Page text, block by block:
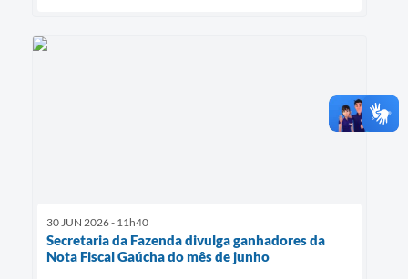
Inscrições Curso Informática para Aplicativos de Escritório
30 JUN 2026 - 11h40
Secretaria da Fazenda divulga ganhadores da
Nota Fiscal Gaúcha do mês de junho